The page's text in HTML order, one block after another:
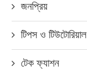
জনপ্রিয়
টিপস ও টিউটোরিয়াল
টেক ফ্যাশন